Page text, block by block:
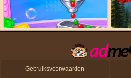
Gebruiksvoorwaarden